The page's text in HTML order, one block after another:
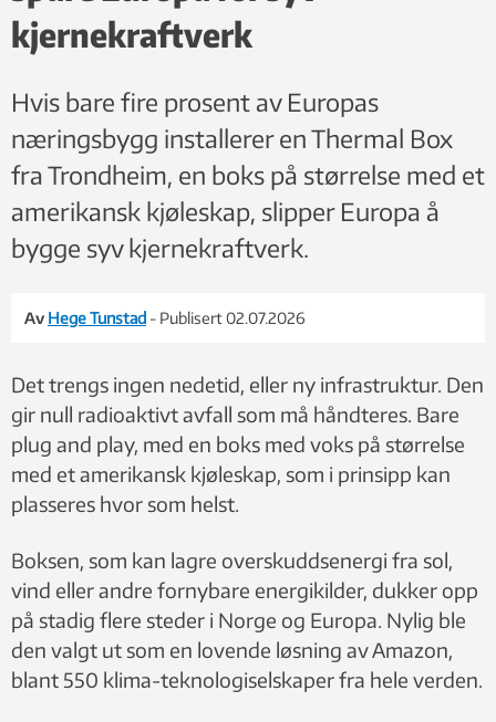
kjernekraftverk
Hvis bare fire prosent av Europas
næringsbygg installerer en Thermal Box
fra Trondheim, en boks på størrelse med et
amerikansk kjøleskap, slipper Europa å
bygge syv kjernekraftverk.
Av Hege Tunstad - Publisert 02.07.2026
Det trengs ingen nedetid, eller ny infrastruktur. Den
gir null radioaktivt avfall som må håndteres. Bare
plug and play, med en boks med voks på størrelse
med et amerikansk kjøleskap, som i prinsipp kan
plasseres hvor som helst.
Boksen, som kan lagre overskuddsenergi fra sol,
vind eller andre fornybare energikilder, dukker opp
på stadig flere steder i Norge og Europa. Nylig ble
den valgt ut som en lovende løsning av Amazon,
blant 550 klima-teknologiselskaper fra hele verden.